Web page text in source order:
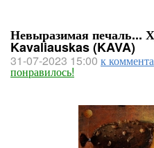
Невыразимая печаль...
Kavaliauskas (KAVA)
31-07-2023 15:00 к
понравилось!